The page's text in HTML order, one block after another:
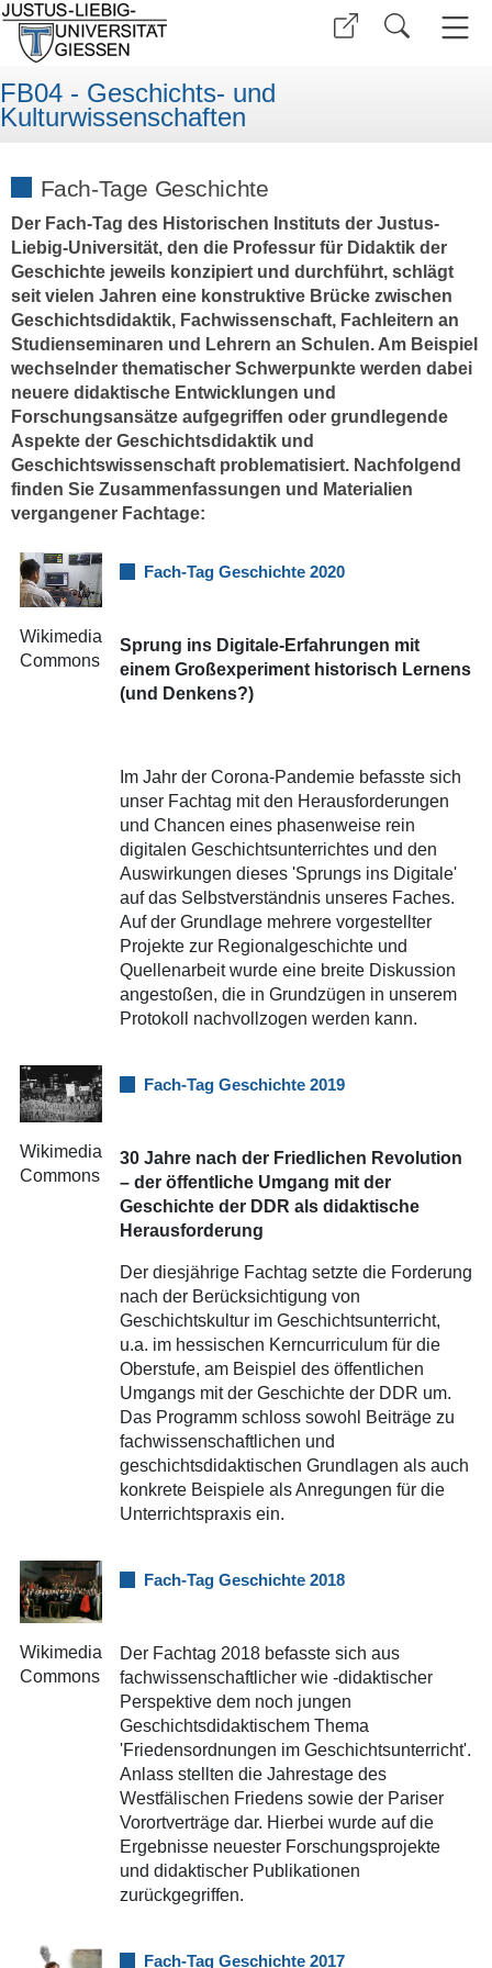
FB04 - Geschichts- und
Kulturwissenschaften
Fach-Tage Geschichte
Der Fach-Tag des Historischen Instituts der Justus-
Liebig-Universität, den die Professur für Didaktik der
Geschichte jeweils konzipiert und durchführt, schlägt
seit vielen Jahren eine konstruktive Brücke zwischen
Geschichtsdidaktik, Fachwissenschaft, Fachleitern an
Studienseminaren und Lehrern an Schulen. Am Beispiel
wechselnder thematischer Schwerpunkte werden dabei
neuere didaktische Entwicklungen und
Forschungsansätze aufgegriffen oder grundlegende
Aspekte der Geschichtsdidaktik und
Geschichtswissenschaft problematisiert. Nachfolgend
finden Sie Zusammenfassungen und Materialien
vergangener Fachtage:
Wikimedia
Commons
Fach-Tag Geschichte 2020
Sprung ins Digitale-Erfahrungen mit
einem Großexperiment historisch Lernens
(und Denkens?)
Im Jahr der Corona-Pandemie befasste sich
unser Fachtag mit den Herausforderungen
und Chancen eines phasenweise rein
digitalen Geschichtsunterrichtes und den
Auswirkungen dieses 'Sprungs ins Digitale'
auf das Selbstverständnis unseres Faches.
Auf der Grundlage mehrere vorgestellter
Projekte zur Regionalgeschichte und
Quellenarbeit wurde eine breite Diskussion
angestoßen, die in Grundzügen in unserem
Protokoll nachvollzogen werden kann.
Wikimedia
Commons
Fach-Tag Geschichte 2019
30 Jahre nach der Friedlichen Revolution
– der öffentliche Umgang mit der
Geschichte der DDR als didaktische
Herausforderung
Der diesjährige Fachtag setzte die Forderung
nach der Berücksichtigung von
Geschichtskultur im Geschichtsunterricht,
u.a. im hessischen Kerncurriculum für die
Oberstufe, am Beispiel des öffentlichen
Umgangs mit der Geschichte der DDR um.
Das Programm schloss sowohl Beiträge zu
fachwissenschaftlichen und
geschichtsdidaktischen Grundlagen als auch
konkrete Beispiele als Anregungen für die
Unterrichtspraxis ein.
Wikimedia
Commons
Fach-Tag Geschichte 2018
Der Fachtag 2018 befasste sich aus
fachwissenschaftlicher wie -didaktischer
Perspektive dem noch jungen
Geschichtsdidaktischem Thema
'Friedensordnungen im Geschichtsunterricht'.
Anlass stellten die Jahrestage des
Westfälischen Friedens sowie der Pariser
Vorortverträge dar. Hierbei wurde auf die
Ergebnisse neuester Forschungsprojekte
und didaktischer Publikationen
zurückgegriffen.
Fach-Tag Geschichte 2017